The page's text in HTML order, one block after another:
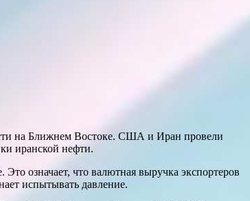
на Ближнем Востоке. США и Иран провели
иранской нефти.
означает, что валютная выручка экспортеров
испытывать давление.